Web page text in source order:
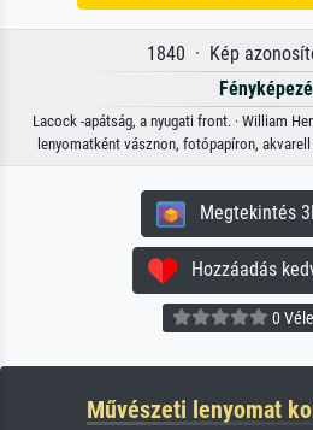
1840 · Kép
Lacock -apátság, a nyugati front. · William
lenyomatként vásznon, fotópapíron,
Megtekintés
Hozzáadás
0
Művészeti lenyomat